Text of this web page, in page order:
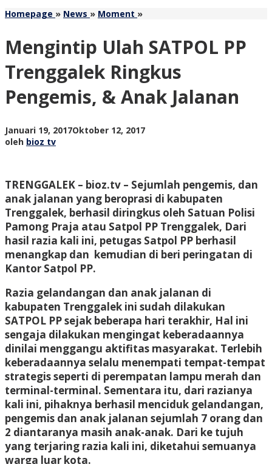
Homepage » News » Moment »Mengintip
PP
Ringkus
Pengemis,
&
Anak
Mengintip Ulah SATPOL PP
Trenggalek Ringkus
Pengemis, & Anak Jalanan
Januari 19, 2017Oktober 12, 2017oleh
oleh bioz tv
TRENGGALEK – bioz.tv – Sejumlah pengemis, dan
anak jalanan yang beroprasi di kabupaten
Trenggalek, berhasil diringkus oleh Satuan Polisi
Pamong Praja atau Satpol PP Trenggalek, Dari
hasil razia kali ini, petugas Satpol PP berhasil
menangkap dan kemudian di beri peringatan di
Kantor Satpol PP.
Razia gelandangan dan anak jalanan di
kabupaten Trenggalek ini sudah dilakukan
SATPOL PP sejak beberapa hari terakhir, Hal ini
sengaja dilakukan mengingat keberadaannya
dinilai menggangu aktifitas masyarakat. Terlebih
keberadaannya selalu menempati tempat-tempat
strategis seperti di perempatan lampu merah dan
terminal-terminal. Sementara itu, dari razianya
kali ini, pihaknya berhasil menciduk gelandangan,
pengemis dan anak jalanan sejumlah 7 orang dan
2 diantaranya masih anak-anak. Dari ke tujuh
yang terjaring razia kali ini, diketahui semuanya
warga luar kota.